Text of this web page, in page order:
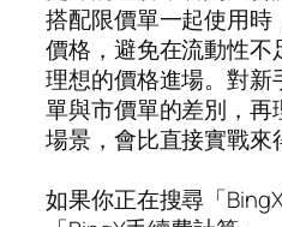
搭配限價單一起使用時
價格，避免在流動性不
理想的價格進場。對
單與市價單的差別，再
場景，會比直接實戰來
如果你正在搜尋「